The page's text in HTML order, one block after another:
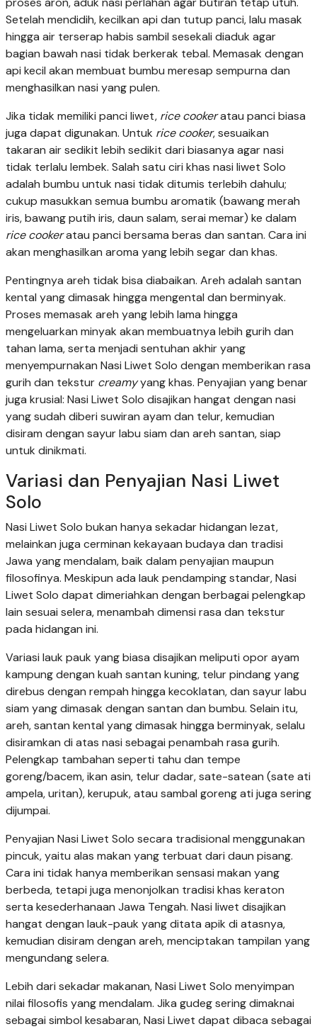
Setelah mendidih, kecilkan api dan tutup panci, lalu masak
hingga air terserap habis sambil sesekali diaduk agar
bagian bawah nasi tidak berkerak tebal. Memasak dengan
api kecil akan membuat bumbu meresap sempurna dan
menghasilkan nasi yang pulen.
Jika tidak memiliki panci liwet, rice cookeratau panci biasa
juga dapat digunakan. Untuk rice cooker, sesuaikan
takaran air sedikit lebih sedikit dari biasanya agar nasi
tidak terlalu lembek. Salah satu ciri khas nasi liwet Solo
adalah bumbu untuk nasi tidak ditumis terlebih dahulu;
cukup masukkan semua bumbu aromatik (bawang merah
iris, bawang putih iris, daun salam, serai memar) ke dalam
rice cookeratau panci bersama beras dan santan. Cara ini
akan menghasilkan aroma yang lebih segar dan khas.
Pentingnya areh tidak bisa diabaikan. Areh adalah santan
kental yang dimasak hingga mengental dan berminyak.
Proses memasak areh yang lebih lama hingga
mengeluarkan minyak akan membuatnya lebih gurih dan
tahan lama, serta menjadi sentuhan akhir yang
menyempurnakan Nasi Liwet Solo dengan memberikan rasa
gurih dan tekstur creamyyang khas. Penyajian yang benar
juga krusial: Nasi Liwet Solo disajikan hangat dengan nasi
yang sudah diberi suwiran ayam dan telur, kemudian
disiram dengan sayur labu siam dan areh santan, siap
untuk dinikmati.
Variasi dan Penyajian Nasi Liwet
Solo
Nasi Liwet Solo bukan hanya sekadar hidangan lezat,
melainkan juga cerminan kekayaan budaya dan tradisi
Jawa yang mendalam, baik dalam penyajian maupun
filosofinya. Meskipun ada lauk pendamping standar, Nasi
Liwet Solo dapat dimeriahkan dengan berbagai pelengkap
lain sesuai selera, menambah dimensi rasa dan tekstur
pada hidangan ini.
Variasi lauk pauk yang biasa disajikan meliputi opor ayam
kampung dengan kuah santan kuning, telur pindang yang
direbus dengan rempah hingga kecoklatan, dan sayur labu
siam yang dimasak dengan santan dan bumbu. Selain itu,
areh, santan kental yang dimasak hingga berminyak, selalu
disiramkan di atas nasi sebagai penambah rasa gurih.
Pelengkap tambahan seperti tahu dan tempe
goreng/bacem, ikan asin, telur dadar, sate-satean (sate ati
ampela, uritan), kerupuk, atau sambal goreng ati juga sering
dijumpai.
Penyajian Nasi Liwet Solo secara tradisional menggunakan
pincuk, yaitu alas makan yang terbuat dari daun pisang.
Cara ini tidak hanya memberikan sensasi makan yang
berbeda, tetapi juga menonjolkan tradisi khas keraton
serta kesederhanaan Jawa Tengah. Nasi liwet disajikan
hangat dengan lauk-pauk yang ditata apik di atasnya,
kemudian disiram dengan areh, menciptakan tampilan yang
mengundang selera.
Lebih dari sekadar makanan, Nasi Liwet Solo menyimpan
nilai filosofis yang mendalam. Jika gudeg sering dimaknai
sebagai simbol kesabaran, Nasi Liwet dapat dibaca sebagai